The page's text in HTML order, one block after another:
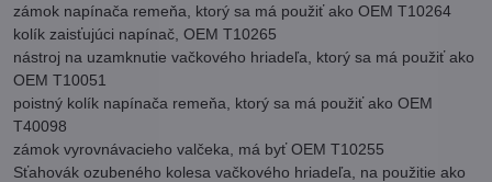
zámok napínača remeňa, ktorý sa má použiť ako OEM T10264
kolík zaisťujúci napínač, OEM T10265
nástroj na uzamknutie vačkového hriadeľa, ktorý sa má použiť ako
OEM T10051
poistný kolík napínača remeňa, ktorý sa má použiť ako OEM
T40098
zámok vyrovnávacieho valčeka, má byť OEM T10255
Sťahovák ozubeného kolesa vačkového hriadeľa, na použitie ako